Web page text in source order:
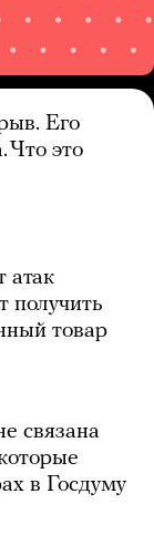
Его
Что это
атак
получить
товар
связана
в Госдуму